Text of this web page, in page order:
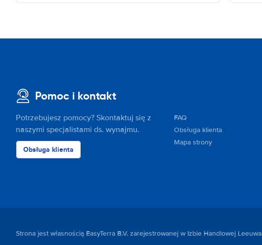
Pomoc i kontakt
Potrzebujesz pomocy? Skontaktuj się z
naszymi specjalistami ds. wynajmu.
Obsługa klienta
FAQ
Obsługa klienta
Mapa strony
Strona jest własnością EasyTerra B.V. zarejestrowanej w Izbie Handlowej